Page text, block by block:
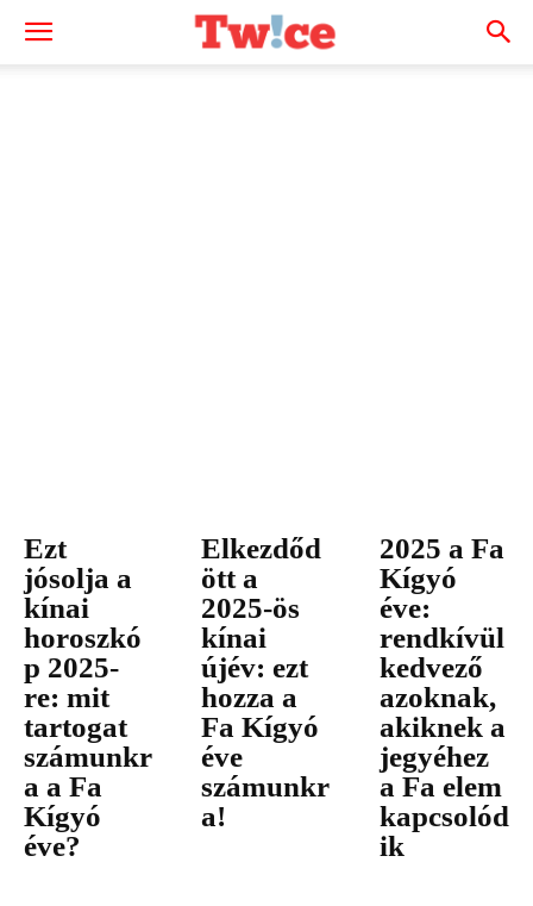
Ezt
jósolja a
kínai
horoszkó
p 2025-
re: mit
tartogat
számunkr
a a Fa
Kígyó
éve?
Elkezdőd
ött a
2025-ös
kínai
újév: ezt
hozza a
Fa Kígyó
éve
számunkr
a!
2025 a Fa
Kígyó
éve:
rendkívül
kedvező
azoknak,
akiknek a
jegyéhez
a Fa elem
kapcsolód
ik